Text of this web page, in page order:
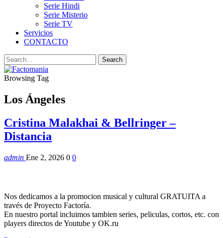
Serie Hindi
Serie Misterio
Serie TV
Servicios
CONTACTO
Browsing Tag
Los Ángeles
Cristina Malakhai & Bellringer –
Distancia
admin Ene 2, 2026 0 0
Nos dedicamos a la promocion musical y cultural GRATUITA a
través de Proyecto Factoría.
En nuestro portal incluimos tambien series, peliculas, cortos, etc. con
players directos de Youtube y OK.ru